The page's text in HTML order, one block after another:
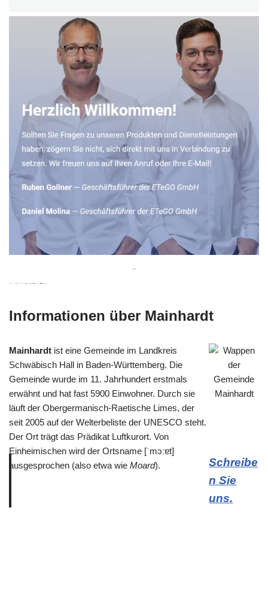
Informationen über Mainhardt
Mainhardt ist eine Gemeinde im Landkreis
Schwäbisch Hall in Baden-Württemberg. Die
Gemeinde wurde im 11. Jahrhundert erstmals
erwähnt und hat fast 5900 Einwohner. Durch sie
läuft der Obergermanisch-Raetische Limes, der
seit 2005 auf der Welterbeliste der UNESCO steht.
Der Ort trägt das Prädikat Luftkurort. Von
Einheimischen wird der Ortsname [ˈmɔːɐt]
ausgesprochen (also etwa wie Moard).
Schreibe
n Sie
uns.